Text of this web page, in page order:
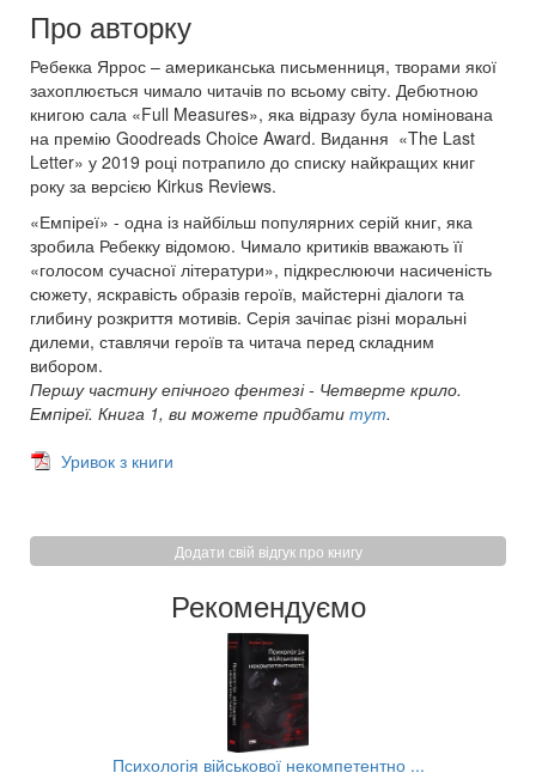
Про авторку
Ребекка Яррос – американська письменниця, творами якої
захоплюється чимало читачів по всьому світу. Дебютною
книгою сала «Full Measures», яка відразу була номінована
на премію Goodreads Choice Award. Видання «The Last
Letter» у 2019 році потрапило до списку найкращих книг
року за версією Kirkus Reviews.
«Емпіреї» - одна із найбільш популярних серій книг, яка
зробила Ребекку відомою. Чимало критиків вважають її
«голосом сучасної літератури», підкреслюючи насиченість
сюжету, яскравість образів героїв, майстерні діалоги та
глибину розкриття мотивів. Серія зачіпає різні моральні
дилеми, ставлячи героїв та читача перед складним
вибором.
Першу частину епічного фентезі - Четверте крило.
Емпіреї. Книга 1, ви можете придбати тут.
Уривок з книги
Додати свій відгук про книгу
Рекомендуємо
Психологія військової некомпетентно ...